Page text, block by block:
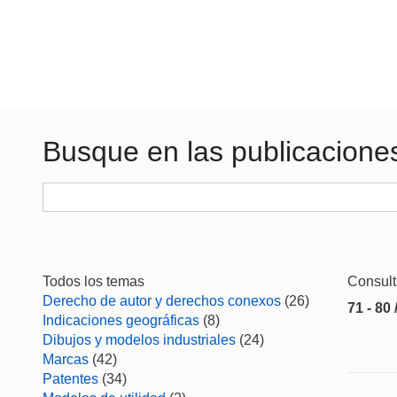
Busque en las
Todos los temas
Derecho de autor y derechos conexos (26)
Indicaciones geográficas (8)
Dibujos y modelos industriales (24)
Marcas (42)
Patentes (34)
71 - 80